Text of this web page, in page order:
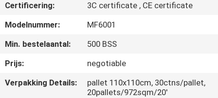
FABRIEKSTOCHT
KWALITEITSCONTROLE
NEEM
Certificering:
3C certificate , CE certificate
Modelnummer:
MF6001
Min. bestelaantal:
500 BSS
Prijs:
negotiable
Verpakking Details:
pallet 110x110cm, 30ctns/pallet,
20pallets/972sqm/20'